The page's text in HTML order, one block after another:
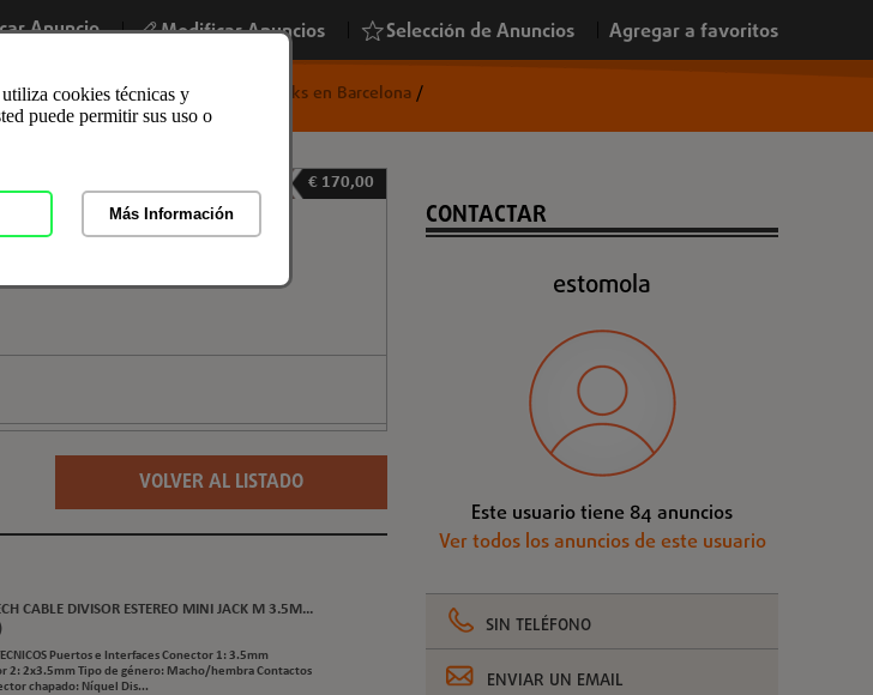
Anuncio | Modificar Anuncios Selección de Anuncios Agregar a favoritos
y Stocks/Otros Productos y Stocks en Barcelona/
€ 170,00
Barcelona
VOLVER AL LISTADO
CABLE DIVISOR ESTEREO MINI JACK M 3.5M...
Puertos e Interfaces Conector 1: 3.5mm
2: 2x3.5mm Tipo de género: Macho/hembra Contactos
chapado: Níquel Dis...
CONTACTAR
estomola
Este usuario tiene 84 anuncios
Ver todos los anuncios de este usuario
SIN TELÉFONO
ENVIAR UN EMAIL
cookies técnicas y
puede permitir sus uso o
Más Información